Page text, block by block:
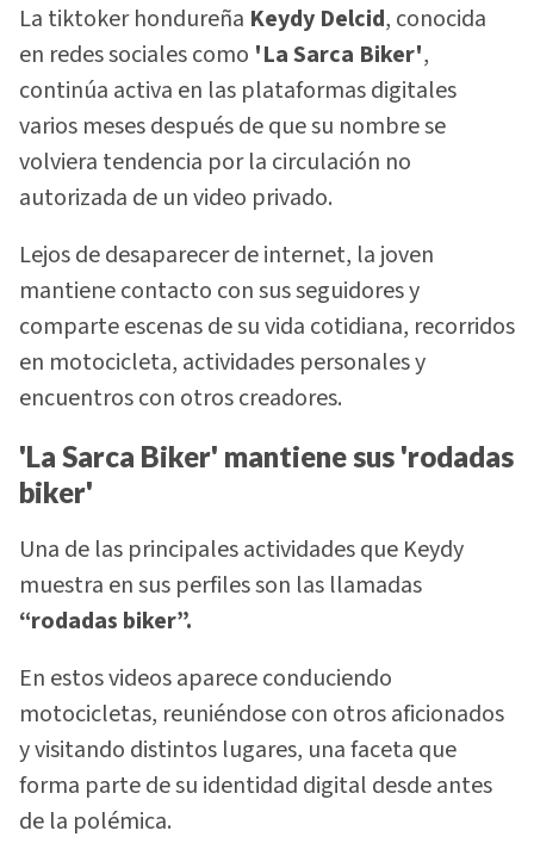
La tiktoker hondureña Keydy Delcid, conocida
en redes sociales como 'La Sarca Biker',
continúa activa en las plataformas digitales
varios meses después de que su nombre se
volviera tendencia por la circulación no
autorizada de un video privado.
Lejos de desaparecer de internet, la joven
mantiene contacto con sus seguidores y
comparte escenas de su vida cotidiana, recorridos
en motocicleta, actividades personales y
encuentros con otros creadores.
'La Sarca Biker' mantiene sus 'rodadas
biker'
Una de las principales actividades que Keydy
muestra en sus perfiles son las llamadas
“rodadas biker”.
En estos videos aparece conduciendo
motocicletas, reuniéndose con otros aficionados
y visitando distintos lugares, una faceta que
forma parte de su identidad digital desde antes
de la polémica.